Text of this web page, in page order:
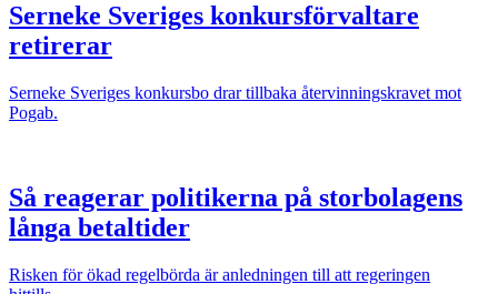
Serneke Sveriges konkursförvaltare
retirerar
Serneke Sveriges konkursbo drar tillbaka återvinningskravet mot
Pogab.
Så reagerar politikerna på storbolagens
långa betaltider
Risken för ökad regelbörda är anledningen till att regeringen